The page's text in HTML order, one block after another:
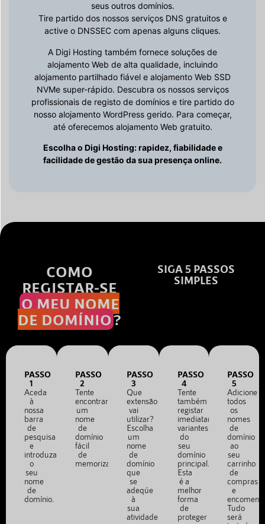
seus outros domínios.
Tire partido dos nossos serviços DNS gratuitos e
active o DNSSEC com apenas alguns cliques.
A Digi Hosting também fornece soluções de
alojamento Web de alta qualidade, incluindo
alojamento partilhado fiável e alojamento Web SSD
NVMe super-rápido. Descubra os nossos serviços
profissionais de registo de domínios e tire partido do
nosso alojamento WordPress gerido. Para começar,
até oferecemos alojamento Web gratuito.
Escolha o Digi Hosting: rapidez, fiabilidade e
facilidade de gestão da sua presença online.
COMO
REGISTAR-SE
O MEU NOME
DE DOMÍNIO?
SIGA 5 PASSOS
SIMPLES
PASSO
1
Aceda
à
nossa
barra
de
pesquisa
e
introduza
o
seu
nome
de
domínio.
PASSO
2
Tente
encontrar
um
nome
de
domínio
fácil
de
memorizar.
PASSO
3
Que
extensão
vai
utilizar?
Escolha
um
nome
de
domínio
que
se
adeqúe
à
sua
atividade
PASSO
4
Tente
também
registar
imediatamente
variantes
do
seu
domínio
principal.
Esta
é a
melhor
forma
de
proteger
PASSO
5
Adicione
todos
os
nomes
de
domínio
ao
seu
carrinho
de
compras
e
Tudo
será